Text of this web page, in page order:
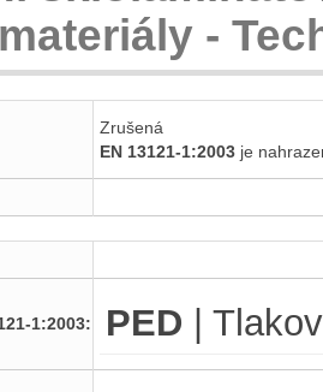
-
Zrušená
EN 13121-1:2003 je
1:2003: PED |